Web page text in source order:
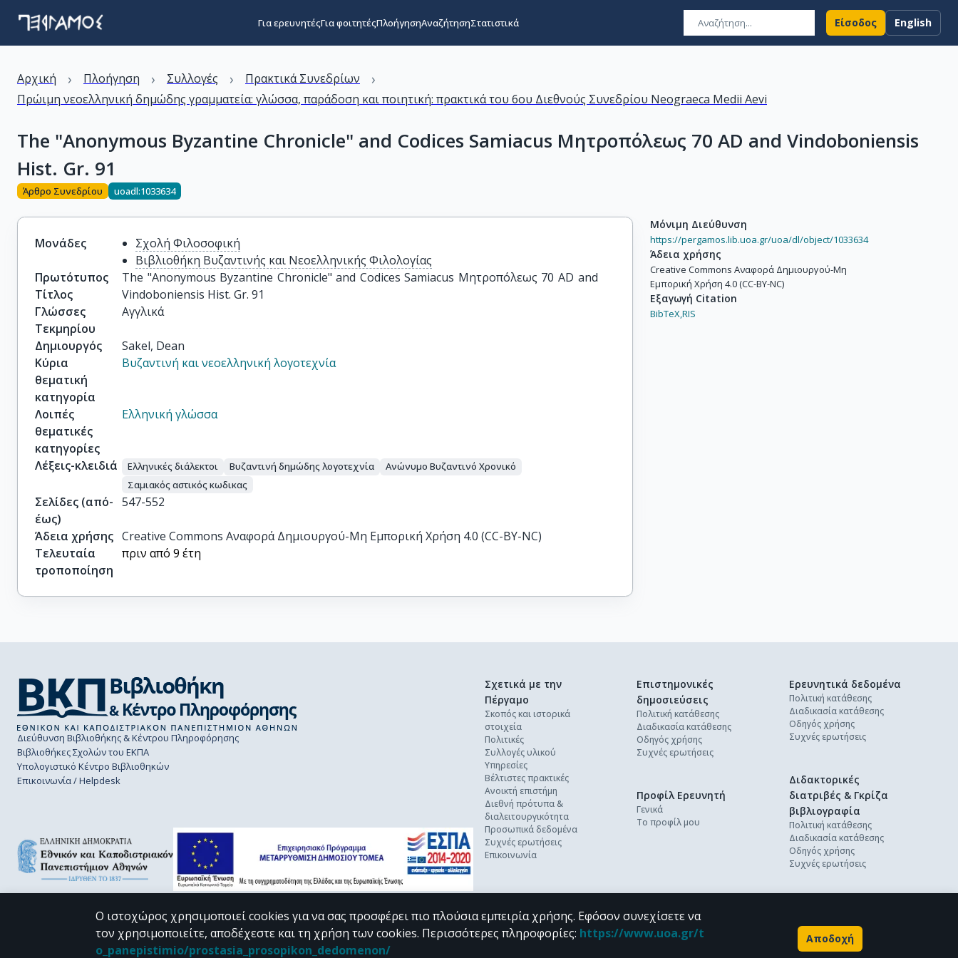
Για ερευνητέςΓια φοιτητέςΠλοήγησηΑναζήτησηΣτατιστικά Είσοδος English
Αρχική › Πλοήγηση › Συλλογές › Πρακτικά Συνεδρίων ›
Πρώιμη νεοελληνική δημώδης γραμματεία: γλώσσα, παράδοση και ποιητική: πρακτικά του 6ου Διεθνούς Συνεδρίου Neograeca Medii Aevi
The "Anonymous Byzantine Chronicle" and Codices Samiacus Μητροπόλεως 70 AD and Vindoboniensis
Hist. Gr. 91
Άρθρο Συνεδρίου uoadl:1033634
Μονάδες
Σχολή Φιλοσοφική
Βιβλιοθήκη Βυζαντινής και Νεοελληνικής Φιλολογίας
Πρωτότυπος
Τίτλος
The "Anonymous Byzantine Chronicle" and Codices Samiacus Μητροπόλεως 70 AD and
Vindoboniensis Hist. Gr. 91
Γλώσσες
Τεκμηρίου
Αγγλικά
Δημιουργός
Sakel, Dean
Κύρια
θεματική
κατηγορία
Βυζαντινή και νεοελληνική λογοτεχνία
Λοιπές
θεματικές
κατηγορίες
Ελληνική γλώσσα
Λέξεις-κλειδιά Ελληνικές διάλεκτοι Βυζαντινή δημώδης λογοτεχνία
Ανώνυμο Βυζαντινό Χρονικό
Σαμιακός αστικός κωδικας
Σελίδες (από-
έως)
547-552
Άδεια χρήσης Creative Commons Αναφορά Δημιουργού-Μη Εμπορική Χρήση 4.0 (CC-BY-NC)
Τελευταία
τροποποίηση
πριν από 9 έτη
Μόνιμη Διεύθυνση
https://pergamos.lib.uoa.gr/uoa/dl/object/1033634
Άδεια χρήσης
Creative Commons Αναφορά Δημιουργού-Μη
Εμπορική Χρήση 4.0 (CC-BY-NC)
Εξαγωγή Citation
BibTeX,RIS
Διεύθυνση Βιβλιοθήκης & Κέντρου Πληροφόρησης
Βιβλιοθήκες Σχολών του ΕΚΠΑ
Υπολογιστικό Κέντρο Βιβλιοθηκών
Επικοινωνία / Helpdesk
Σχετικά με την
Πέργαμο
Σκοπός και ιστορικά
στοιχεία
Πολιτικές
Συλλογές υλικού
Υπηρεσίες
Βέλτιστες πρακτικές
Ανοικτή επιστήμη
Διεθνή πρότυπα &
διαλειτουργικότητα
Προσωπικά δεδομένα
Συχνές ερωτήσεις
Επικοινωνία
Επιστημονικές
δημοσιεύσεις
Πολιτική κατάθεσης
Διαδικασία κατάθεσης
Οδηγός χρήσης
Συχνές ερωτήσεις
Ερευνητικά δεδομένα
Πολιτική κατάθεσης
Διαδικασία κατάθεσης
Οδηγός χρήσης
Συχνές ερωτήσεις
Διδακτορικές
διατριβές & Γκρίζα
βιβλιογραφία
Πολιτική κατάθεσης
Διαδικασία κατάθεσης
Οδηγός χρήσης
Συχνές ερωτήσεις
Προφίλ Ερευνητή
Γενικά
Το προφίλ μου
CC BY-NC 4.0
Ο ιστοχώρος χρησιμοποιεί cookies για να σας προσφέρει πιο πλούσια εμπειρία χρήσης. Εφόσον συνεχίσετε να
τον χρησιμοποιείτε, αποδέχεστε και τη χρήση των cookies. Περισσότερες πληροφορίες: https://www.uoa.gr/t
o_panepistimio/prostasia_prosopikon_dedomenon/
Αποδοχή